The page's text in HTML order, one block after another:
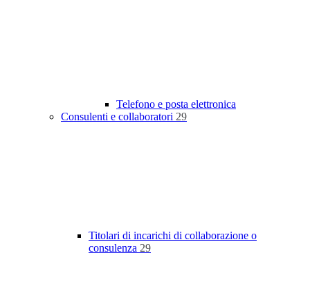
Telefono e posta elettronica
Consulenti e collaboratori 29
Titolari di incarichi di collaborazione o
consulenza 29